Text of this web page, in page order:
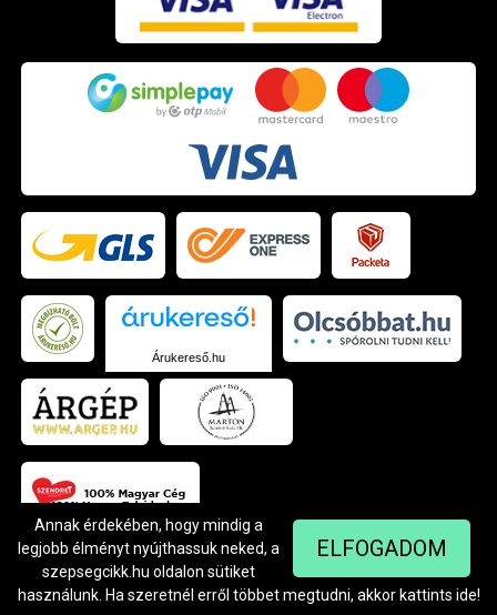
Árukereső.hu
© Szendrei Kft - 1042 Budapest, Árpád út 94.
Készítette:Netgo.hu Kft.
ELFOGADOM
Annak érdekében, hogy mindig a
legjobb élményt nyújthassuk neked, a
szepsegcikk.hu oldalon sütiket
használunk. Ha szeretnél erről többet megtudni, akkor kattints ide!